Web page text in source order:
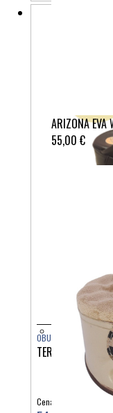
ARIZONA
55,00 €
OBUTEV
TERLIK SABO
Cena: